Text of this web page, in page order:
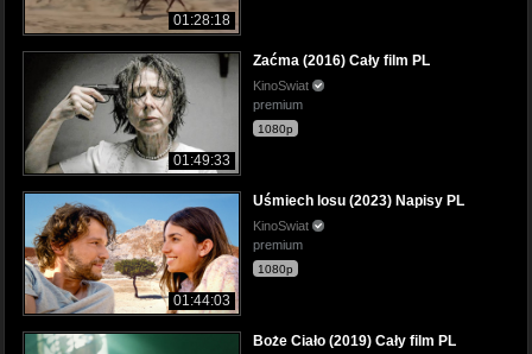
01:28:18
01:49:33
Zaćma (2016) Cały film PL
KinoSwiat
premium
1080p
01:44:03
Uśmiech losu (2023) Napisy PL
KinoSwiat
premium
1080p
Boże Ciało (2019) Cały film PL